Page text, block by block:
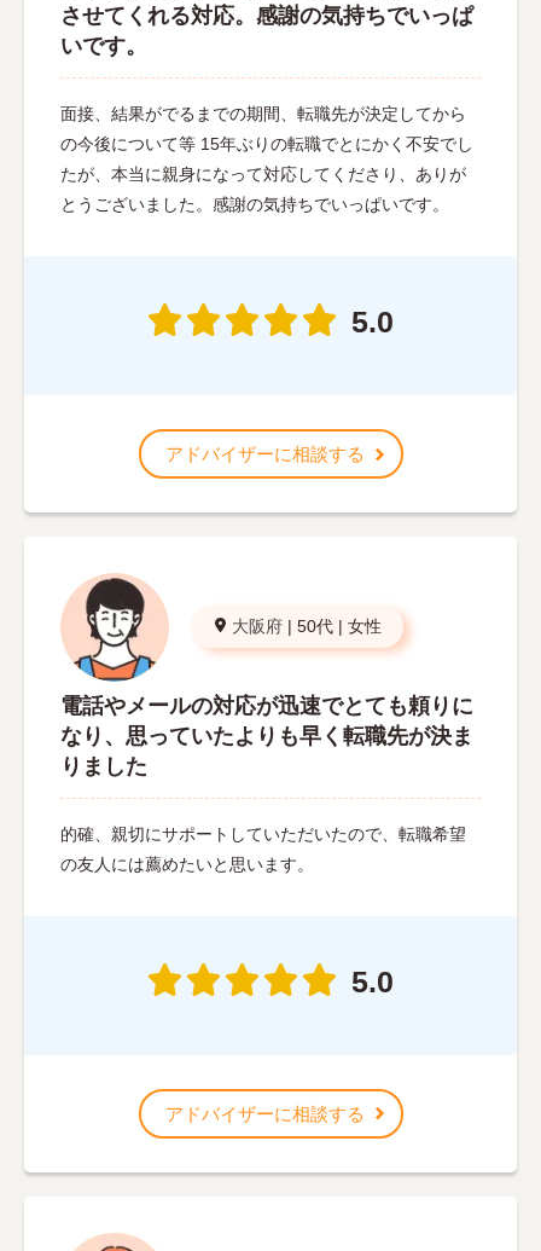
させてくれる対応。感謝の気持ちでいっぱ
いです。
面接、結果がでるまでの期間、転職先が決定してから
の今後について等 15年ぶりの転職でとにかく不安でし
たが、本当に親身になって対応してくださり、ありが
とうございました。感謝の気持ちでいっぱいです。
5.0
アドバイザーに相談する
大阪府 | 50代 | 女性
電話やメールの対応が迅速でとても頼りに
なり、思っていたよりも早く転職先が決ま
りました
的確、親切にサポートしていただいたので、転職希望
の友人には薦めたいと思います。
5.0
アドバイザーに相談する